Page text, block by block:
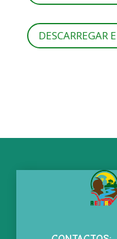
DESCARREGAR